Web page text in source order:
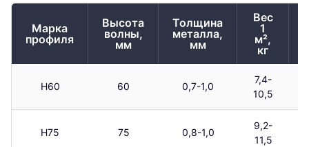
Марка
профиля
Высота
волны,
мм
Толщина
металла,
мм
Вес
1
м²,
кг
Н60 60 0,7-1,0
7,4-
10,5
Н75 75 0,8-1,0
9,2-
11,5